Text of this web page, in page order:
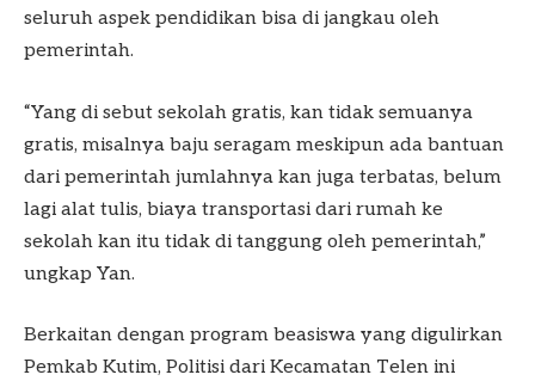
seluruh aspek pendidikan bisa di jangkau oleh
pemerintah.
“Yang di sebut sekolah gratis, kan tidak semuanya
gratis, misalnya baju seragam meskipun ada bantuan
dari pemerintah jumlahnya kan juga terbatas, belum
lagi alat tulis, biaya transportasi dari rumah ke
sekolah kan itu tidak di tanggung oleh pemerintah,”
ungkap Yan.
Berkaitan dengan program beasiswa yang digulirkan
Pemkab Kutim, Politisi dari Kecamatan Telen ini